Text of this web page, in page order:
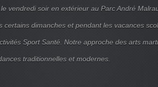
vendredi soir en extérieur au Parc André
certains dimanches et pendant les vacances
Sport Santé. Notre approche des arts
traditionnelles et modernes.